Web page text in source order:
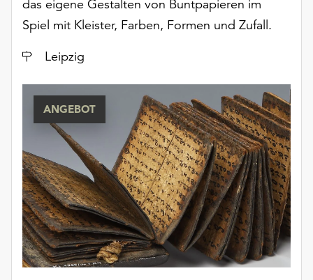
das eigene Gestalten von Buntpapieren im
Spiel mit Kleister, Farben, Formen und Zufall.
Ort
Leipzig
ANGEBOT